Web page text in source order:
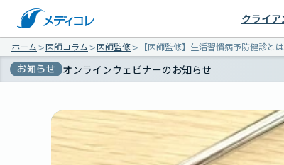
クライ
ホーム＞医師コラム＞医師監修＞ 【医師監修】生活習慣病予防健診と
お知らせ オンラインウェビナーのお知らせ